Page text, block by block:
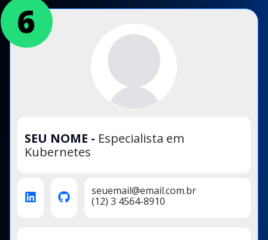
SEU NOME - Especialista em
Kubernetes
seuemail@email.com.br
(12) 3 4564-8910